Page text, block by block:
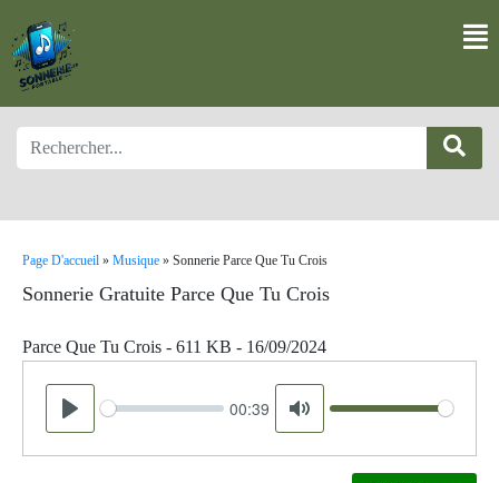
Page D'accueil » Musique » Sonnerie Parce Que Tu Crois
Sonnerie Gratuite Parce Que Tu Crois
Parce Que Tu Crois - 611 KB - 16/09/2024
Play
Seek 00:39
Mute
Volume